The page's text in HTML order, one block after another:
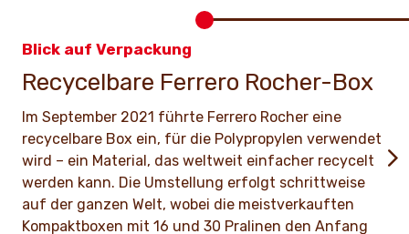
Blick auf Verpackung
Recycelbare Ferrero Rocher-Box
Im September 2021 führte Ferrero Rocher eine
recycelbare Box ein, für die Polypropylen verwendet
wird – ein Material, das weltweit einfacher recycelt
werden kann. Die Umstellung erfolgt schrittweise
auf der ganzen Welt, wobei die meistverkauften
Kompaktboxen mit 16 und 30 Pralinen den Anfang